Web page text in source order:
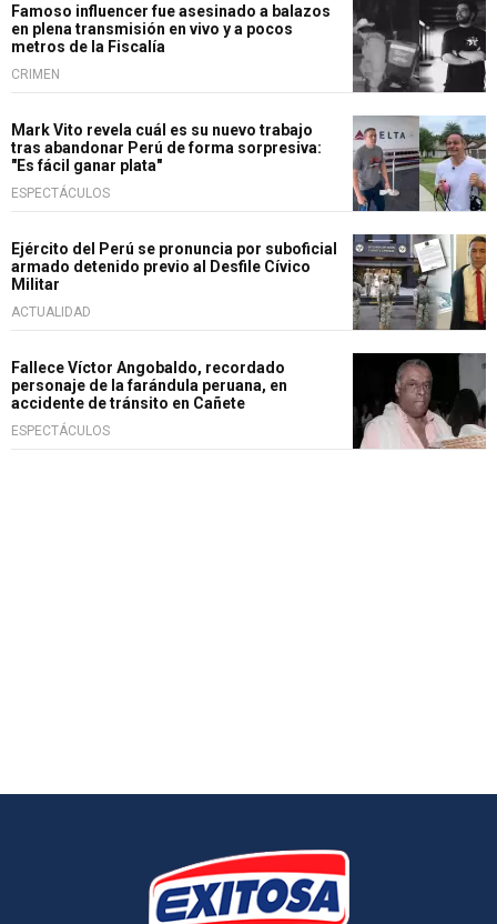
Famoso influencer fue asesinado a balazos
en plena transmisión en vivo y a pocos
metros de la Fiscalía
CRIMEN
Mark Vito revela cuál es su nuevo trabajo
tras abandonar Perú de forma sorpresiva:
"Es fácil ganar plata"
ESPECTÁCULOS
Ejército del Perú se pronuncia por suboficial
armado detenido previo al Desfile Cívico
Militar
ACTUALIDAD
Fallece Víctor Angobaldo, recordado
personaje de la farándula peruana, en
accidente de tránsito en Cañete
ESPECTÁCULOS